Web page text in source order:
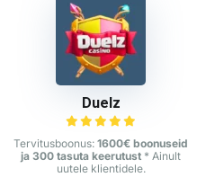
Duelz
Tervitusboonus: 1600€ boonuseid
ja 300 tasuta keerutust * Ainult
uutele klientidele.